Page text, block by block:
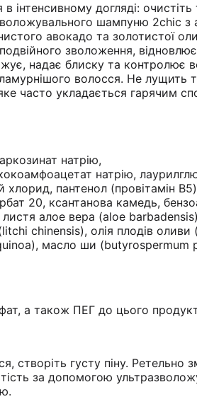
інтенсивному догляді: очистіть
шампуню 2chic з
авокадо та золотистої
зволоження,
надає блиску та контролює
волосся. Не лущить
часто укладається гарячим
натрію,
натрію,
хлорид, пантенол (провітамін
20, ксантанова камедь,
алое вера (aloe
chinensis), олія плодів оливи
масло ши (butyrospermum
а також ПЕГ до цього
густу піну. Ретельно
за допомогою